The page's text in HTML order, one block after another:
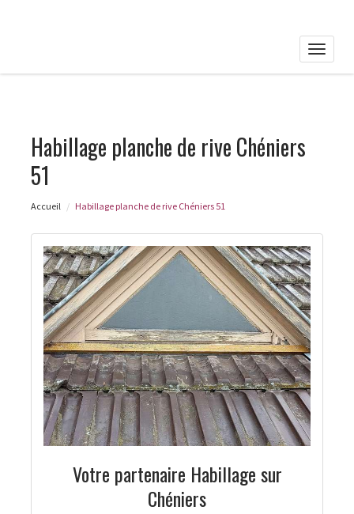
Toggle
Habillage planche de rive Chéniers
51
Accueil Habillage planche de rive Chéniers 51
Votre partenaire Habillage sur
Chéniers